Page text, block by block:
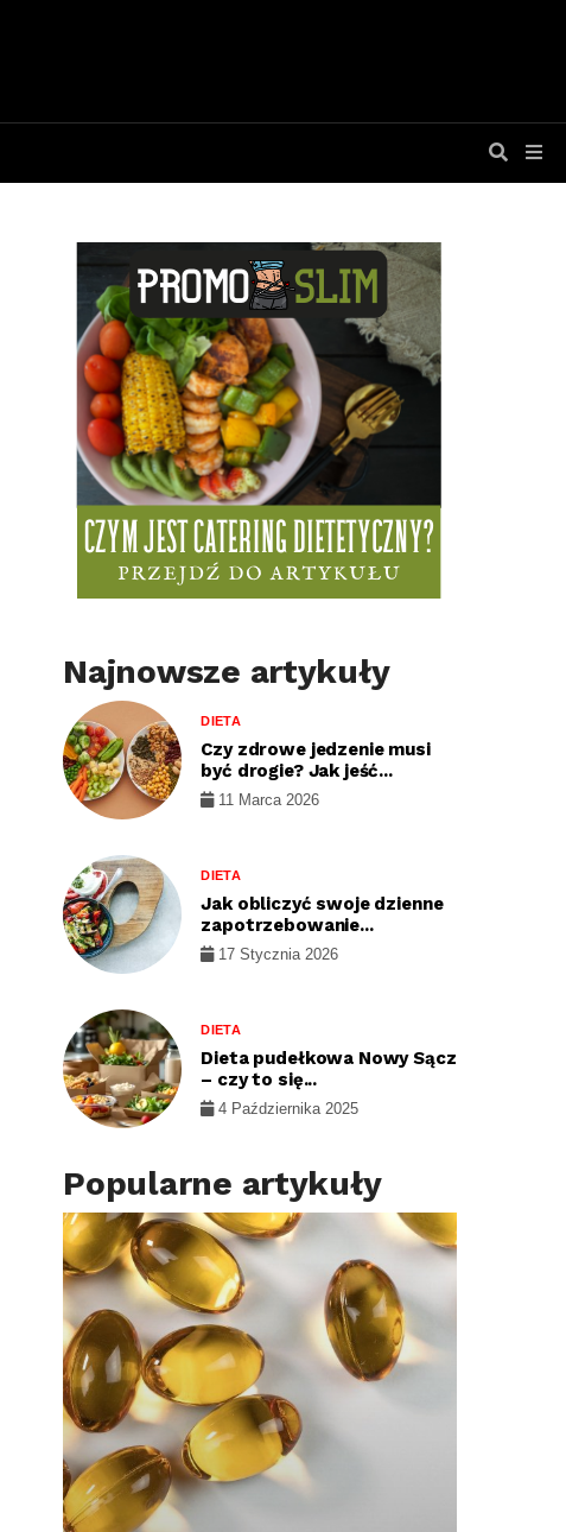
Najnowsze artykuły
DIETA
Czy zdrowe jedzenie musi
być drogie? Jak jeść...
11 Marca 2026
DIETA
Jak obliczyć swoje dzienne
zapotrzebowanie...
17 Stycznia 2026
DIETA
Dieta pudełkowa Nowy Sącz
– czy to się...
4 Października 2025
Popularne artykuły